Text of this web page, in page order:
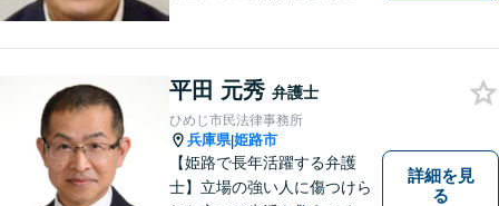
す。 【交通事故】後遺障害の
認定を獲得した事案を多数経
験。
平田 元秀 弁護士
ひめじ市民法律事務所
兵庫県|姫路市
【姫路で長年活躍する弁護
士】立場の強い人に傷つけら
詳細を見
る